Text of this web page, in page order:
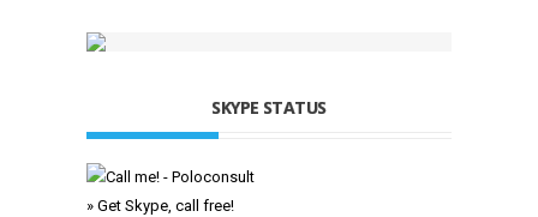
SKYPE STATUS
» Get Skype, call free!